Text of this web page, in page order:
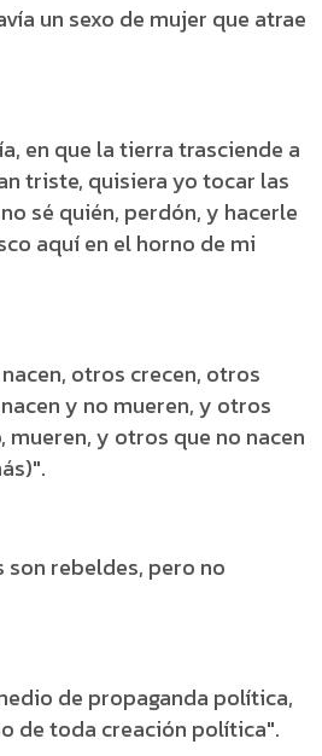
un sexo de mujer que atrae
en que la tierra trasciende a
triste, quisiera yo tocar las
sé quién, perdón, y hacerle
aquí en el horno de mi
otros crecen, otros
y no mueren, y otros
mueren, y otros que no nacen
son rebeldes, pero no
de propaganda política,
de toda creación política".